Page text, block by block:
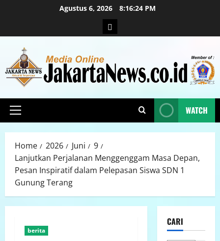
Agustus 6, 2026 8:16:25 PM
WATCH
Home 2026 Juni
9
Lanjutkan Perjalanan Menggenggam Masa Depan,
Pesan Inspiratif dalam Pelepasan Siswa SDN 1
Gunung Terang
berita
CARI